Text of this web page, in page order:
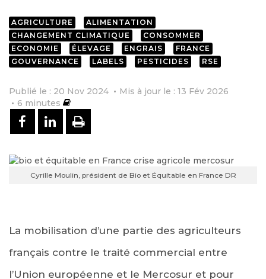
AGRICULTURE
ALIMENTATION
CHANGEMENT CLIMATIQUE
CONSOMMER
ECONOMIE
ÉLEVAGE ENGRAIS
FRANCE
GOUVERNANCE
LABELS PESTICIDES RSE
Publié le : 20 Nov 2024
Mis à jour le : 13 Fév 2026
6 minutes
PARTAGER SUR FACEBOOK
PARTAGER SUR LINKEDIN
IMPRIMER
Cyrille Moulin, président de Bio et Équitable en France DR
La mobilisation d’une partie des agriculteurs
français contre le traité commercial entre
l’Union européenne et le Mercosur et pour